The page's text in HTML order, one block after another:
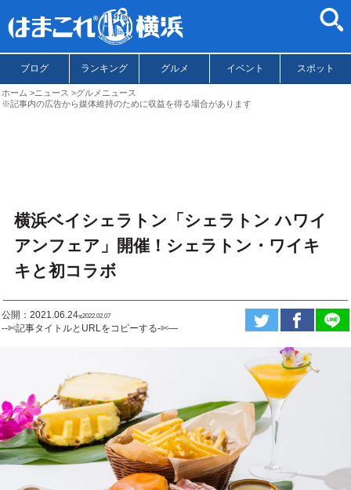
ブログ ランキング グルメ イベント スポット
ホーム ニュース
グルメニュース
※記事内の広告から媒体維持のために収益を得る場合があります
横浜ベイシェラトン「シェラトン ハワイ
アンフェア」開催！シェラトン・ワイキ
キと初コラボ
公開：2021.06.24ಇ2022.02.07
--✄記事タイトルとURLをコピーする-✄—